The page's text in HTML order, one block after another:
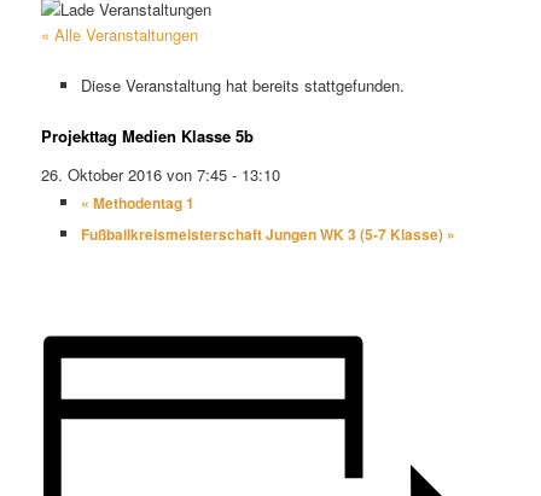
« Alle Veranstaltungen
Diese Veranstaltung hat bereits stattgefunden.
Projekttag Medien Klasse 5b
26. Oktober 2016 von 7:45 - 13:10
« Methodentag 1
Fußballkreismeisterschaft Jungen WK 3 (5-7 Klasse) »